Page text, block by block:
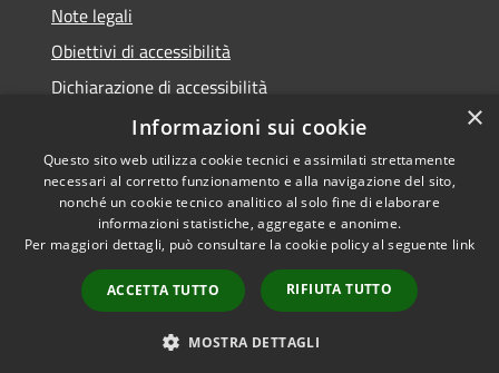
Note legali
Obiettivi di accessibilità
Dichiarazione di accessibilità
Open Data
RSS
Accessibilità
Copyright © 2026 • Comune di
Cologno Monzese • Powered
byMunicipium
Accesso
redazione
×
Informazioni sui cookie
Questo sito web utilizza cookie tecnici e assimilati strettamente
necessari al corretto funzionamento e alla navigazione del sito,
nonché un cookie tecnico analitico al solo fine di elaborare
informazioni statistiche, aggregate e anonime.
Per maggiori dettagli, può consultare la cookie policy al seguente link
ACCETTA TUTTO RIFIUTA TUTTO
MOSTRA DETTAGLI